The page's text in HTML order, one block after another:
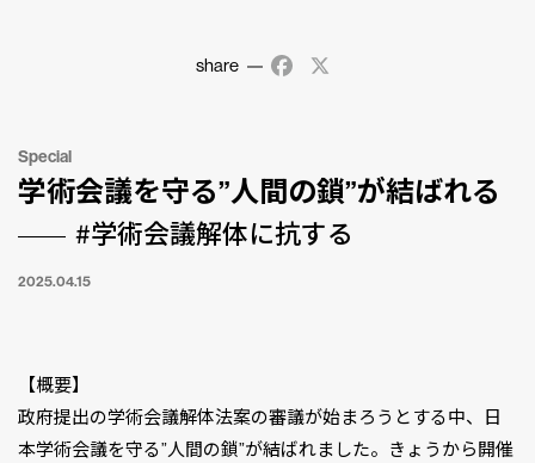
share Facebook
Special
学術会議を守る”人間の鎖”が結ばれる
#学術会議解体に抗する
2025.04.15
【概要】
政府提出の学術会議解体法案の審議が始まろうとする中、日
本学術会議を守る”人間の鎖”が結ばれました。きょうから開催